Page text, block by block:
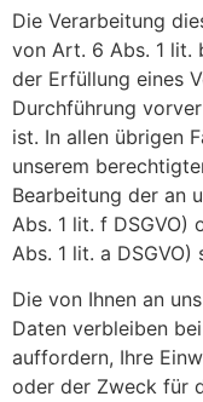
Die Verarbeitung
von Art. 6 Abs. 1 lit.
der Erfüllung eines
Durchführung
ist. In allen übrigen
unserem
Bearbeitung der an
Abs. 1 lit. f
Abs. 1 lit. a
Die von Ihnen an
Daten verbleiben
auffordern, Ihre
oder der Zweck für